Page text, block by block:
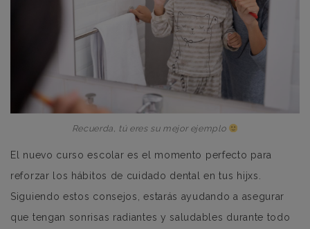
Recuerda, tú eres su mejor ejemplo
El nuevo curso escolar es el momento perfecto para
reforzar los hábitos de cuidado dental en tus hijxs.
Siguiendo estos consejos, estarás ayudando a asegurar
que tengan sonrisas radiantes y saludables durante todo